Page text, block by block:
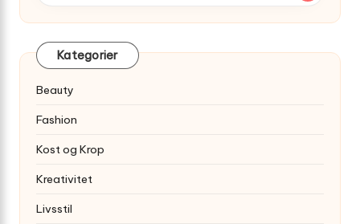
Kategorier
Beauty
Fashion
Kost og Krop
Kreativitet
Livsstil